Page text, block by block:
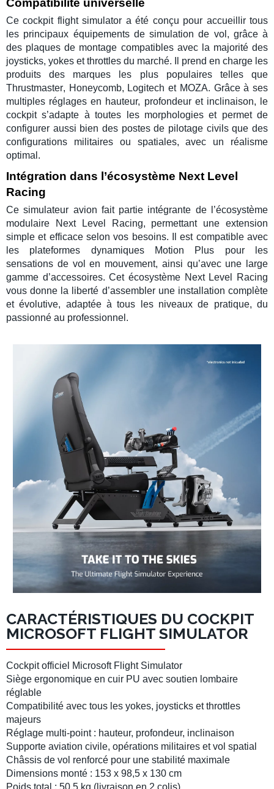
Cecockpit flight simulator a été conçu pour accueillir tous
les principaux équipements de simulation de vol , grâce à
des plaques de montage compatibles avec la majorité des
joysticks, yokes etthrottles du marché. Il prend en charge les
produits des marques les plus populaires telles que
Thrustmaster, Honeycomb, Logitech et MOZA. Grâce à ses
multiples réglages en hauteur, profondeur et inclinaison, le
cockpits’adapte à toutes les morphologies et permet de
configurer aussi bien des postes de pilotage civils que des
configurations militaires ou spatiales, avec un réalisme
optimal.
Intégration dans l’écosystème Next Level
Racing
Cesimulateur avion fait partie intégrante de l’écosystème
modulaire
Next Level Racing, permettant une extension
simple et efficace selon vos besoins. Il est compatible avec
les plateformes dynamiques Motion Plus pour les
sensations de vol en mouvement, ainsi qu’avec une large
gamme d’accessoires. Cet écosystème Next Level Racing
vous donne la liberté d’assembler une installation complète
et évolutive, adaptée à tous les niveaux de pratique, du
passionné au professionnel.
CARACTÉRISTIQUES DU COCKPIT
MICROSOFT FLIGHT SIMULATOR
Cockpit officiel Microsoft Flight Simulator
Siège ergonomique en cuir PU avec soutien lombaire
réglable
Compatibilité avec tous les yokes, joysticks etthrottles
majeurs
Réglage multi-point : hauteur, profondeur, inclinaison
Supporte aviation civile, opérations militaires etvol spatial
Châssis de vol renforcé pour une stabilité maximale
Dimensions monté : 153 x 98,5 x 130 cm